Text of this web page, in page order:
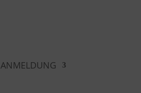
ANMELDUNG